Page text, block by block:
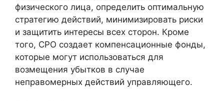
физического лица, определить оптимальную
стратегию действий, минимизировать риски
и защитить интересы всех сторон. Кроме
того, СРО создает компенсационные фонды,
которые могут использоваться для
возмещения убытков в случае
неправомерных действий управляющего.